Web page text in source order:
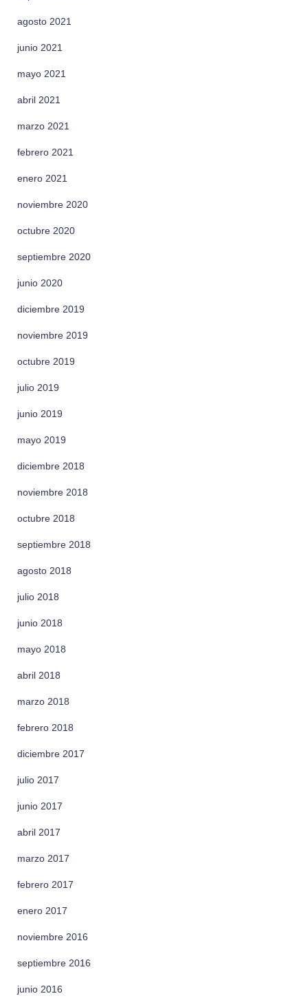
agosto 2021
junio 2021
mayo 2021
abril 2021
marzo 2021
febrero 2021
enero 2021
noviembre 2020
octubre 2020
septiembre 2020
junio 2020
diciembre 2019
noviembre 2019
octubre 2019
julio 2019
junio 2019
mayo 2019
diciembre 2018
noviembre 2018
octubre 2018
septiembre 2018
agosto 2018
julio 2018
junio 2018
mayo 2018
abril 2018
marzo 2018
febrero 2018
diciembre 2017
julio 2017
junio 2017
abril 2017
marzo 2017
febrero 2017
enero 2017
noviembre 2016
septiembre 2016
junio 2016